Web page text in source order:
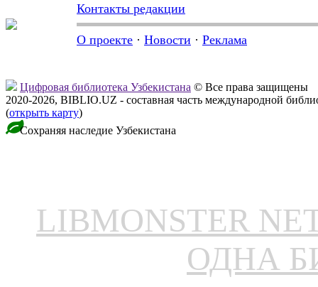
Контакты редакции
О проекте · Новости · Реклама
Цифровая библиотека Узбекистана © Все права защищены
2020-2026, BIBLIO.UZ - составная часть международной
(открыть карту)
Сохраняя наследие Узбекистана
LIBMONSTER
ОДНА